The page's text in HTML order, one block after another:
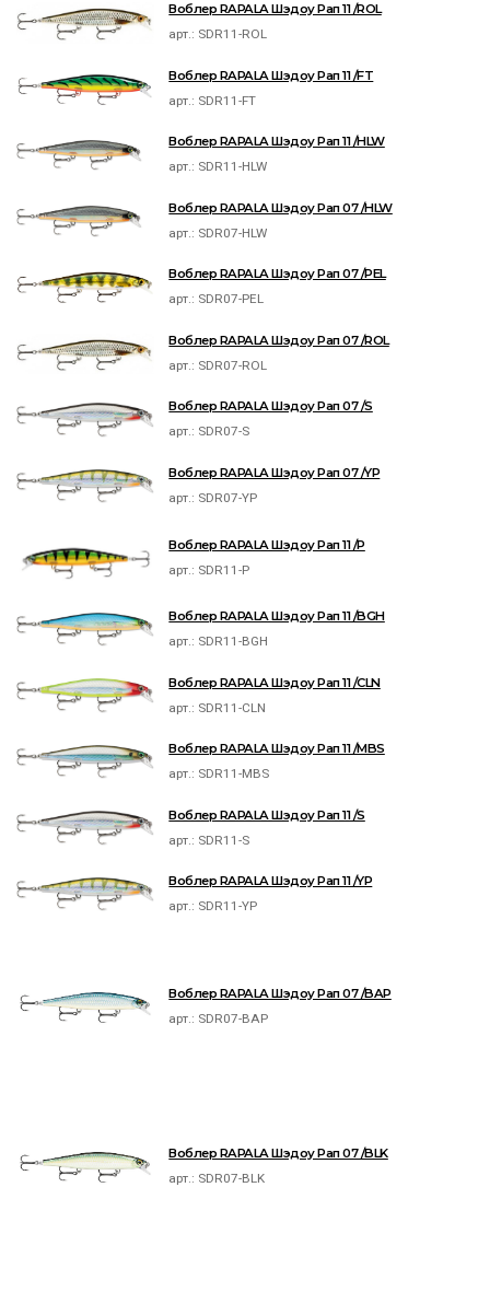
Воблер RAPALA Шэдоу Рап 11 /ROL
арт.: SDR11-ROL
Воблер RAPALA Шэдоу Рап 11 /FT
арт.: SDR11-FT
Воблер RAPALA Шэдоу Рап 11 /HLW
арт.: SDR11-HLW
Воблер RAPALA Шэдоу Рап 07 /HLW
арт.: SDR07-HLW
Воблер RAPALA Шэдоу Рап 07 /PEL
арт.: SDR07-PEL
Воблер RAPALA Шэдоу Рап 07 /ROL
арт.: SDR07-ROL
Воблер RAPALA Шэдоу Рап 07 /S
арт.: SDR07-S
Воблер RAPALA Шэдоу Рап 07 /YP
арт.: SDR07-YP
Воблер RAPALA Шэдоу Рап 11 /P
арт.: SDR11-P
Воблер RAPALA Шэдоу Рап 11 /BGH
арт.: SDR11-BGH
Воблер RAPALA Шэдоу Рап 11 /CLN
арт.: SDR11-CLN
Воблер RAPALA Шэдоу Рап 11 /MBS
арт.: SDR11-MBS
Воблер RAPALA Шэдоу Рап 11 /S
арт.: SDR11-S
Воблер RAPALA Шэдоу Рап 11 /YP
арт.: SDR11-YP
Воблер RAPALA Шэдоу Рап 07 /BAP
арт.: SDR07-BAP
Воблер RAPALA Шэдоу Рап 07 /BLK
арт.: SDR07-BLK